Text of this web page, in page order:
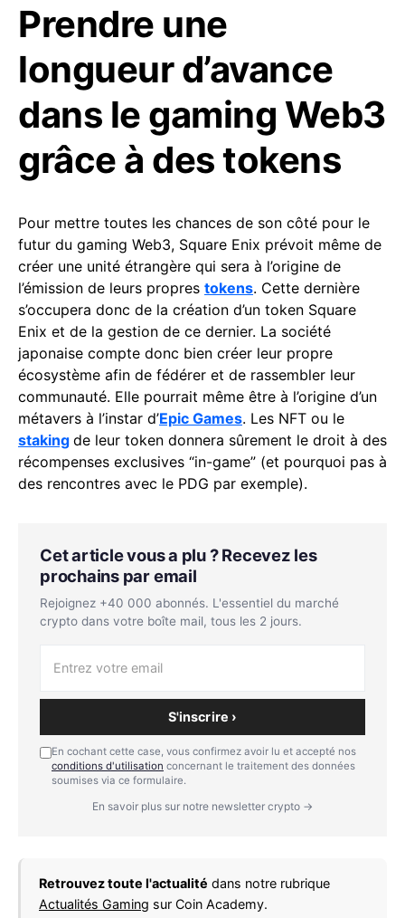
Prendre une
longueur d’avance
dans le gaming Web3
grâce à des tokens
Pour mettre toutes les chances de son côté pour le
futur du gaming Web3, Square Enix prévoit même de
créer une unité étrangère qui sera à l’origine de
l’émission de leurs propres tokens. Cette dernière
s’occupera donc de la création d’un token Square
Enix et de la gestion de ce dernier. La société
japonaise compte donc bien créer leur propre
écosystème afin de fédérer et de rassembler leur
communauté. Elle pourrait même être à l’origine d’un
métavers à l’instar d’Epic Games. Les NFT ou le
staking de leur token donnera sûrement le droit à des
récompenses exclusives “in-game” (et pourquoi pas à
des rencontres avec le PDG par exemple).
Cet article vous a plu ? Recevez les
prochains par email
Rejoignez +40 000 abonnés. L'essentiel du marché
crypto dans votre boîte mail, tous les 2 jours.
S'inscrire ›
En cochant cette case, vous confirmez avoir lu et accepté nos
conditions d'utilisation concernant le traitement des données
soumises via ce formulaire.
En savoir plus sur notre newsletter crypto →
Retrouvez toute l'actualité dans notre rubrique
Actualités Gaming sur Coin Academy.